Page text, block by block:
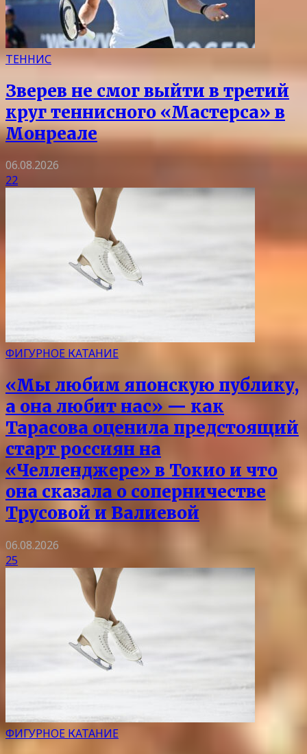
ТЕННИС
Зверев не смог выйти в третий
круг теннисного «Мастерса» в
Монреале
06.08.2026
22
ФИГУРНОЕ КАТАНИЕ
«Мы любим японскую публику,
а она любит нас» — как
Тарасова оценила предстоящий
старт россиян на
«Челленджере» в Токио и что
она сказала о соперничестве
Трусовой и Валиевой
06.08.2026
25
ФИГУРНОЕ КАТАНИЕ